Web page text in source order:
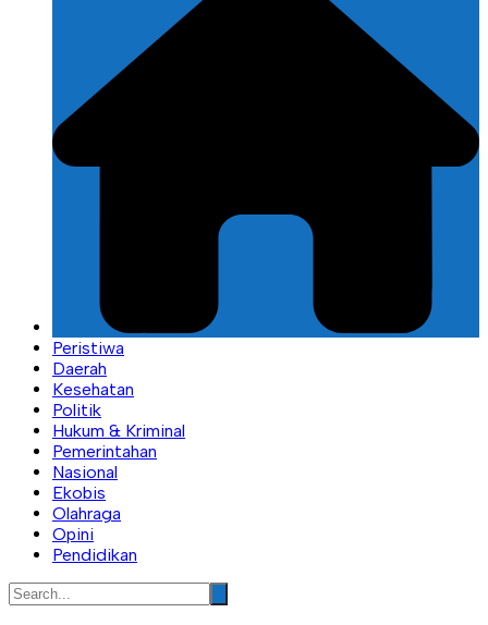
Peristiwa
Daerah
Kesehatan
Politik
Hukum & Kriminal
Pemerintahan
Nasional
Ekobis
Olahraga
Opini
Pendidikan